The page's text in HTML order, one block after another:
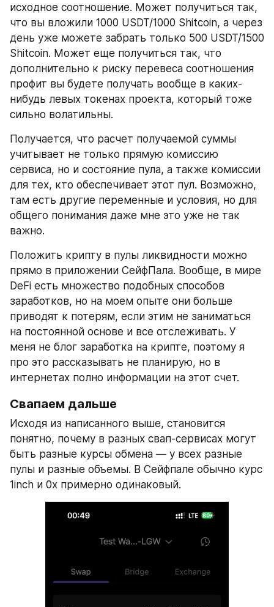
исходное соотношение. Может получиться так,
что вы вложили 1000 USDT/1000 Shitcoin, а через
день уже можете забрать только 500 USDT/1500
Shitcoin. Может еще получиться так, что
дополнительно к риску перевеса соотношения
профит вы будете получать вообще в каких-
нибудь левых токенах проекта, который тоже
сильно волатильны.
Получается, что расчет получаемой суммы
учитывает не только прямую комиссию
сервиса, но и состояние пула, а также комиссии
для тех, кто обеспечивает этот пул. Возможно,
там есть другие переменные и условия, но для
общего понимания даже мне это уже не так
важно.
Положить крипту в пулы ликвидности можно
прямо в приложении СейфПала. Вообще, в мире
DeFi есть множество подобных способов
заработков, но на моем опыте они больше
приводят к потерям, если этим не заниматься
на постоянной основе и все отслеживать. У
меня не блог заработка на крипте, поэтому я
про это рассказывать не планирую, но в
интернетах полно информации на этот счет.
Свапаем дальше
Исходя из написанного выше, становится
понятно, почему в разных свап-сервисах могут
быть разные курсы обмена — у всех разные
пулы и разные объемы. В Сейфпале обычно курс
1inch и 0x примерно одинаковый.